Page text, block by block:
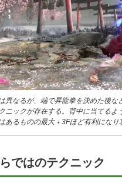
異なるが、端で昇龍拳を決めた後な
ニックが存在する。背中に当てるよ
あるものの最大＋3Fほど有利になり
ではのテクニック